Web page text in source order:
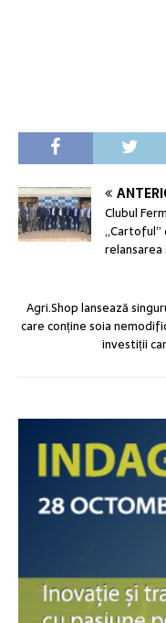
Clubul
„Cartoful”
Agri.Shop lansează
care conține soia
investiții